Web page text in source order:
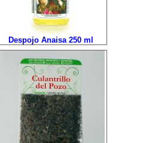
Despojo Anaisa 250 ml